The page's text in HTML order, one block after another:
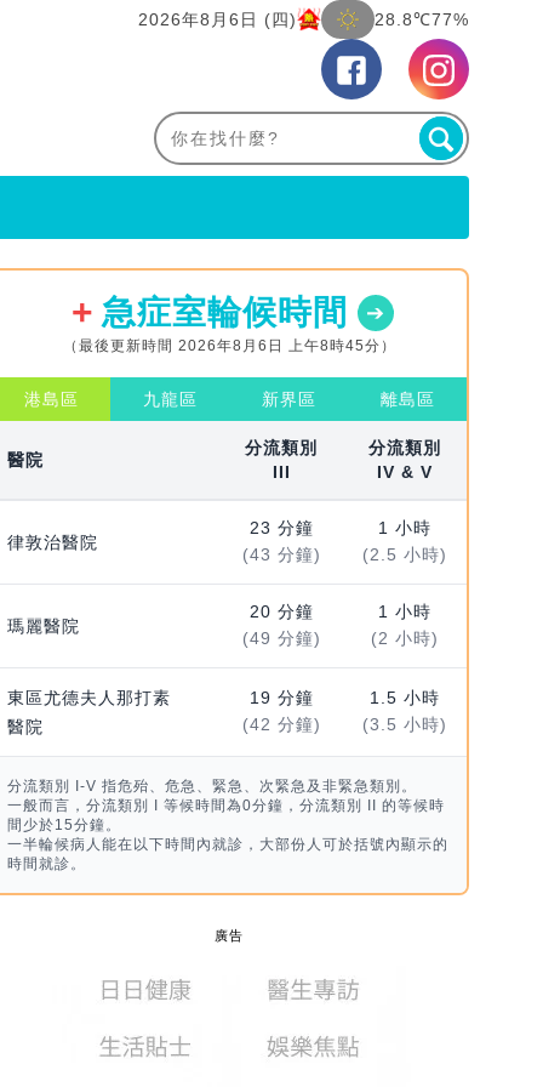
2026年8月6日 (四) 28.8℃77%
急症室輪候時間
（最後更新時間 2026年8月6日 上午8時45分）
港島區 九龍區 新界區 離島區
醫院
分流類別
III
分流類別
IV & V
律敦治醫院
23 分鐘
(43 分鐘)
1 小時
(2.5 小時)
瑪麗醫院
20 分鐘
(49 分鐘)
1 小時
(2 小時)
東區尤德夫人那打素
醫院
19 分鐘
(42 分鐘)
1.5 小時
(3.5 小時)
分流類別 I-V 指危殆、危急、緊急、次緊急及非緊急類別。
一般而言，分流類別 I 等候時間為0分鐘，分流類別 II 的等候時
間少於15分鐘。
一半輪候病人能在以下時間內就診，大部份人可於括號內顯示的
時間就診。
廣告